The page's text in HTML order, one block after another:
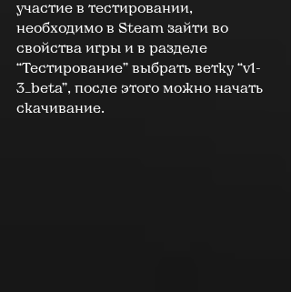
участие в тестировании,
необходимо в Steam зайти во
свойства игры и в разделе
“Тестирование” выбрать ветку “v1-
3_beta”, после этого можно начать
скачивание.